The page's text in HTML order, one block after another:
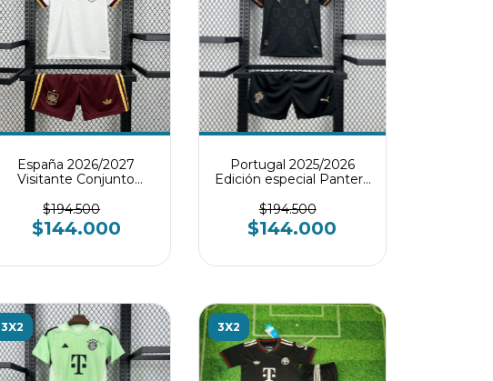
España 2026/2027
Visitante Conjunto
$194.500
$144.000
Portugal 2025/2026
Edición especial Pantera
$194.500
$144.000
3X2 3X2